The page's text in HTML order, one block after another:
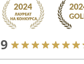
9